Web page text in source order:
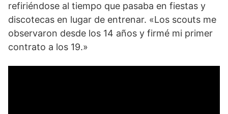
refiriéndose al tiempo que pasaba en fiestas y
discotecas en lugar de entrenar. «Los scouts me
observaron desde los 14 años y firmé mi primer
contrato a los 19.»